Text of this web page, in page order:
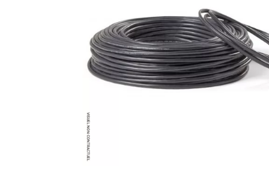
Ventilateur industriel
Ventilateur de chantier
Ventilateur centrifuge
Ventilateur de sol
Ventilateur sur pied
Ventilateur de table
Extracteur d'air mural
Extracteur d'air mural hélicoïde
Extracteur d'air mural centrifuge